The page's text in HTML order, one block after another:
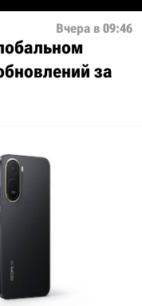
Вчера в 09:46
за